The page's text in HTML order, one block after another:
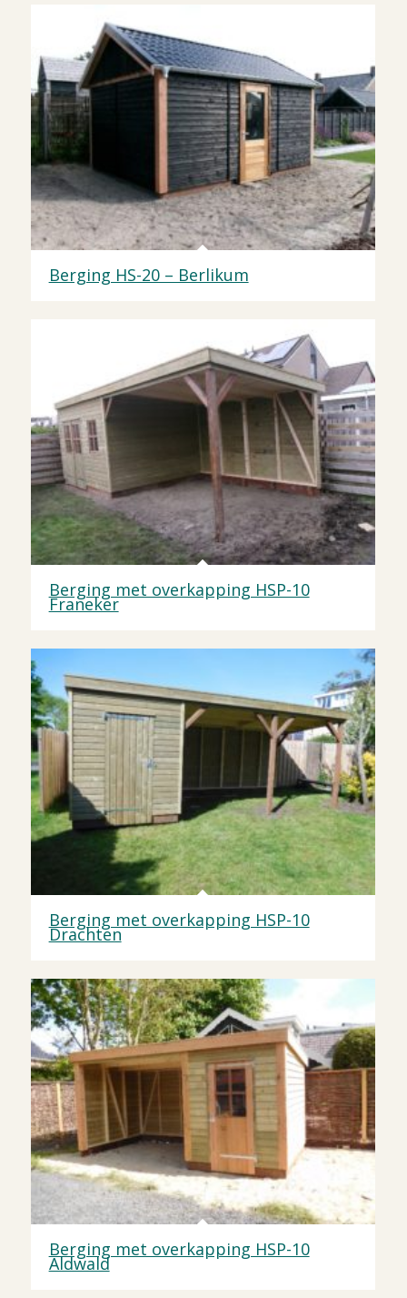
Berging HS-20 – Berlikum
Berging met overkapping HSP-10
Franeker
Berging met overkapping HSP-10
Drachten
Berging met overkapping HSP-10
Aldwald